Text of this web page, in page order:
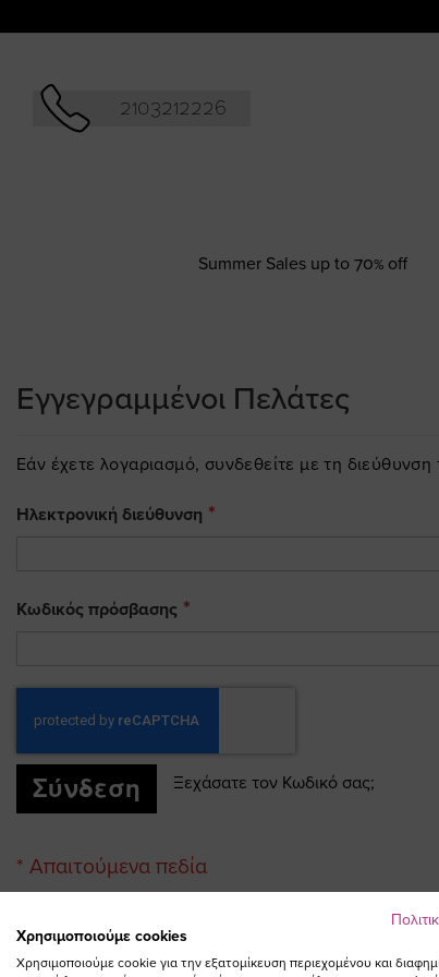
2103212226
Summer Sales up to 70% off
Εγγεγραμμένοι Πελάτες
Εάν έχετε λογαριασμό, συνδεθείτε με τη
Ηλεκτρονική διεύθυνση
Κωδικός πρόσβασης
Σύνδεση Ξεχάσατε τον Κωδικό σας;
Χρησιμοποιούμε cookies
Χρησιμοποιούμε cookie για την εξατομίκευση περιεχομένου και